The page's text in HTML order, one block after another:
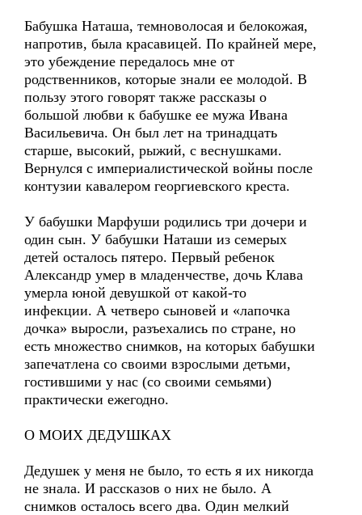
Бабушка Наташа, темноволосая и белокожая,
напротив, была красавицей. По крайней мере,
это убеждение передалось мне от
родственников, которые знали ее молодой. В
пользу этого говорят также рассказы о
большой любви к бабушке ее мужа Ивана
Васильевича. Он был лет на тринадцать
старше, высокий, рыжий, с веснушками.
Вернулся с империалистической войны после
контузии кавалером георгиевского креста.
У бабушки Марфуши родились три дочери и
один сын. У бабушки Наташи из семерых
детей осталось пятеро. Первый ребенок
Александр умер в младенчестве, дочь Клава
умерла юной девушкой от какой-то
инфекции. А четверо сыновей и «лапочка
дочка» выросли, разъехались по стране, но
есть множество снимков, на которых бабушки
запечатлена со своими взрослыми детьми,
гостившими у нас (со своими семьями)
практически ежегодно.
О МОИХ ДЕДУШКАХ
Дедушек у меня не было, то есть я их никогда
не знала. И рассказов о них не было. А
снимков осталось всего два. Один мелкий